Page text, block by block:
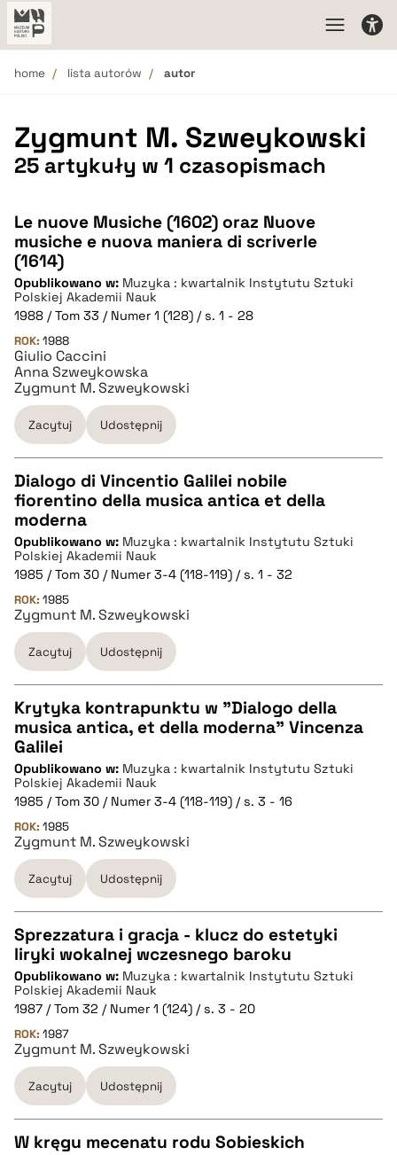
home lista autorów autor
Zygmunt M. Szweykowski
25 artykuły w 1 czasopismach
Le nuove Musiche (1602) oraz Nuove
musiche e nuova maniera di scriverle
(1614)
Opublikowano w: Muzyka : kwartalnik Instytutu Sztuki
Polskiej Akademii Nauk
1988 / Tom 33 / Numer 1 (128) / s. 1 - 28
ROK: 1988
Giulio Caccini
Anna Szweykowska
Zygmunt M. Szweykowski
Zacytuj Udostępnij
CZYSTY TEKST
pobierz cytat
BIBTEX
pobierz cytat
Dialogo di Vincentio Galilei nobile
fiorentino della musica antica et della
moderna
Opublikowano w: Muzyka : kwartalnik Instytutu Sztuki
Polskiej Akademii Nauk
1985 / Tom 30 / Numer 3-4 (118-119) / s. 1 - 32
ROK: 1985
Zygmunt M. Szweykowski
Zacytuj Udostępnij
CZYSTY TEKST
pobierz cytat
BIBTEX
pobierz cytat
Krytyka kontrapunktu w "Dialogo della
musica antica, et della moderna" Vincenza
Galilei
Opublikowano w: Muzyka : kwartalnik Instytutu Sztuki
Polskiej Akademii Nauk
1985 / Tom 30 / Numer 3-4 (118-119) / s. 3 - 16
ROK: 1985
Zygmunt M. Szweykowski
Zacytuj Udostępnij
CZYSTY TEKST
pobierz cytat
BIBTEX
pobierz cytat
Sprezzatura i gracja - klucz do estetyki
liryki wokalnej wczesnego baroku
Opublikowano w: Muzyka : kwartalnik Instytutu Sztuki
Polskiej Akademii Nauk
1987 / Tom 32 / Numer 1 (124) / s. 3 - 20
ROK: 1987
Zygmunt M. Szweykowski
Zacytuj Udostępnij
W kręgu mecenatu rodu Sobieskich